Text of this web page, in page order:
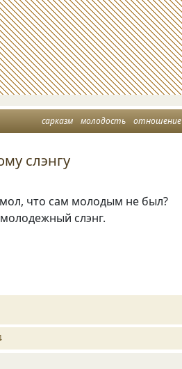
сарказм молодость отношение
слэнгу
что сам молодым не был?
слэнг.